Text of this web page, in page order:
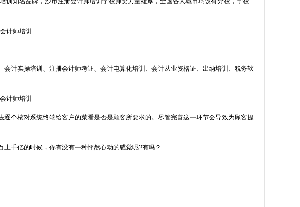
计实操培训、注册会计师考证、会计电算化培训、会计从业资格证、出纳培训、税务软
个核对系统终端给客户的菜看是否是顾客所要求的。尽管完善这一环节会导致为顾客提
千亿的时候，你有没有一种怦然心动的感觉呢?有吗？